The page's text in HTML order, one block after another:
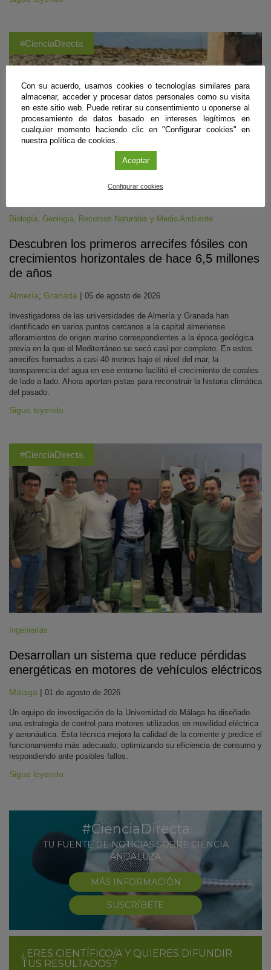
#CienciaDirecta
Biología, Geología, Recursos Naturales y Medio Ambiente
Descubren los primeros arrecifes fósiles con
crecimientos horizontales de hace 6,5 millones
de años
Almería Granada | 05 de agosto de 2026
Investigadores de las universidades de Almería y Granada han
identificado en varios puntos cercanos a la capital almeriense
afloramientos de origen marino correspondientes a la época geológica
previa en la que el Mediterráneo se secó casi por completo. En estos
arrecifes formados a casi 40 metros bajo el nivel del mar, la
transparencia del agua en ese entorno facilitó el crecimiento de corales
de lado a lado. Ahora aportan pistas para reconstruir la historia climática
del pasado.
Sigue leyendo
#CienciaDirecta
Ingenierías
Desarrollan un sistema que reduce pérdidas
energéticas en motores de vehículos eléctricos
Málaga | 01 de agosto de 2026
Un equipo de investigación de la Universidad de Málaga ha diseñado
una estrategia de control para motores utilizados en movilidad eléctrica
y aeronáutica. Esta técnica mejora la calidad de la corriente y predice el
funcionamiento más adecuado, optimizando su eficiencia de consumo y
respondiendo ante posibles fallos.
Sigue leyendo
#CienciaDirecta
TU FUENTE DE NOTICIAS SOBRE CIENCIA
ANDALUZA
MÁS INFORMACIÓN
SUSCRÍBETE
¿ERES CIENTÍFICO/A Y QUIERES DIFUNDIR
TUS RESULTADOS?
Con su acuerdo, usamos cookies o tecnologías similares para
almacenar, acceder y procesar datos personales como su visita
en este sitio web. Puede retirar su consentimiento u oponerse al
procesamiento de datos basado en intereses legítimos en
cualquier momento haciendo clic en "Configurar cookies" en
nuestra política de cookies.
Aceptar
Configurar cookies